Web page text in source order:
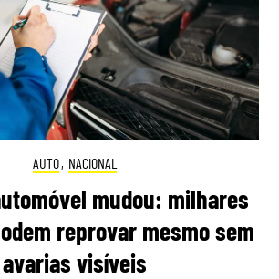
AUTO, NACIONAL
mudou: milhares
reprovar mesmo sem
avarias visíveis